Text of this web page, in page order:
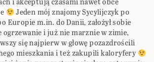
Jeden mój znajomy Sycylijczyk po
Europie m.in. do Danii, założył sobie
i już nie marznie w zimie,
się najpierw w głowę pozazdrościli
mieszkania i też zakupili kaloryfery